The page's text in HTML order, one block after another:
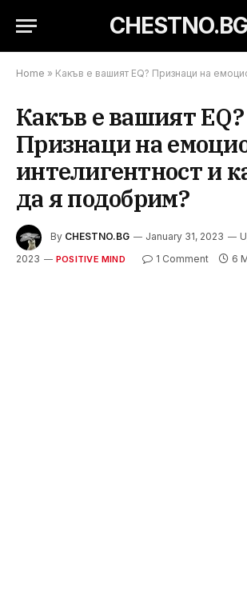
Home » Какъв е вашият EQ? Признаци на емоционална
Какъв е вашият EQ?
Признаци на
интелигентност и
да я подобрим?
By CHESTNO.BG January 31, 2023
2023
POSITIVE MIND 1 Comment 6